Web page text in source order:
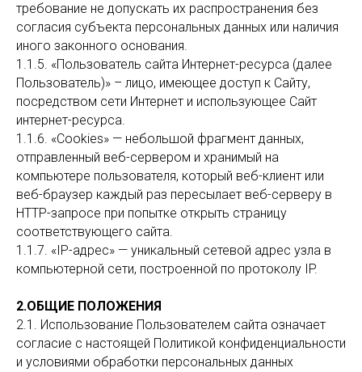
требование не допускать их распространения без
согласия субъекта персональных данных или наличия
иного законного основания.
1.1.5. «Пользователь сайта Интернет-ресурса (далее
Пользователь)» – лицо, имеющее доступ к Сайту,
посредством сети Интернет и использующее Сайт
интернет-ресурса.
1.1.6. «Cookies» — небольшой фрагмент данных,
отправленный веб-сервером и хранимый на
компьютере пользователя, который веб-клиент или
веб-браузер каждый раз пересылает веб-серверу в
HTTP-запросе при попытке открыть страницу
соответствующего сайта.
1.1.7. «IP-адрес» — уникальный сетевой адрес узла в
компьютерной сети, построенной по протоколу IP.
2.ОБЩИЕ ПОЛОЖЕНИЯ
2.1. Использование Пользователем сайта означает
согласие с настоящей Политикой конфиденциальности
и условиями обработки персональных данных